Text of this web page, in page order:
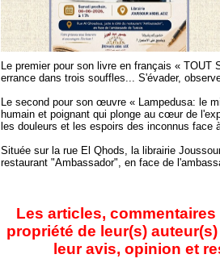
Le premier pour son livre en français « TOUT
errance dans trois souffles... S'évader,
Le second pour son œuvre « Lampedusa: le
humain et poignant qui plonge au cœur de
les douleurs et les espoirs des inconnus face
Située sur la rue El Qhods, la librairie
restaurant "Ambassador", en face de
Les articles,
propriété de leur(s)
leur avis, opinion et